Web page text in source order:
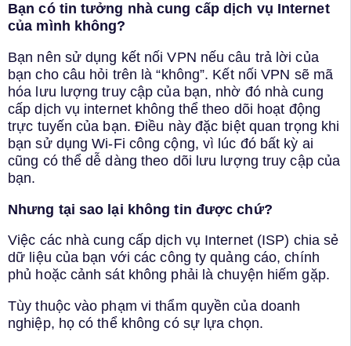
Bạn có tin tưởng nhà cung cấp dịch vụ Internet
của mình không?
Bạn nên sử dụng kết nối VPN nếu câu trả lời của
bạn cho câu hỏi trên là “không”. Kết nối VPN sẽ mã
hóa lưu lượng truy cập của bạn, nhờ đó nhà cung
cấp dịch vụ internet không thể theo dõi hoạt động
trực tuyến của bạn. Điều này đặc biệt quan trọng khi
bạn sử dụng Wi-Fi công cộng, vì lúc đó bất kỳ ai
cũng có thể dễ dàng theo dõi lưu lượng truy cập của
bạn.
Nhưng tại sao lại không tin được chứ?
Việc các nhà cung cấp dịch vụ Internet (ISP) chia sẻ
dữ liệu của bạn với các công ty quảng cáo, chính
phủ hoặc cảnh sát không phải là chuyện hiếm gặp.
Tùy thuộc vào phạm vi thẩm quyền của doanh
nghiệp, họ có thể không có sự lựa chọn.